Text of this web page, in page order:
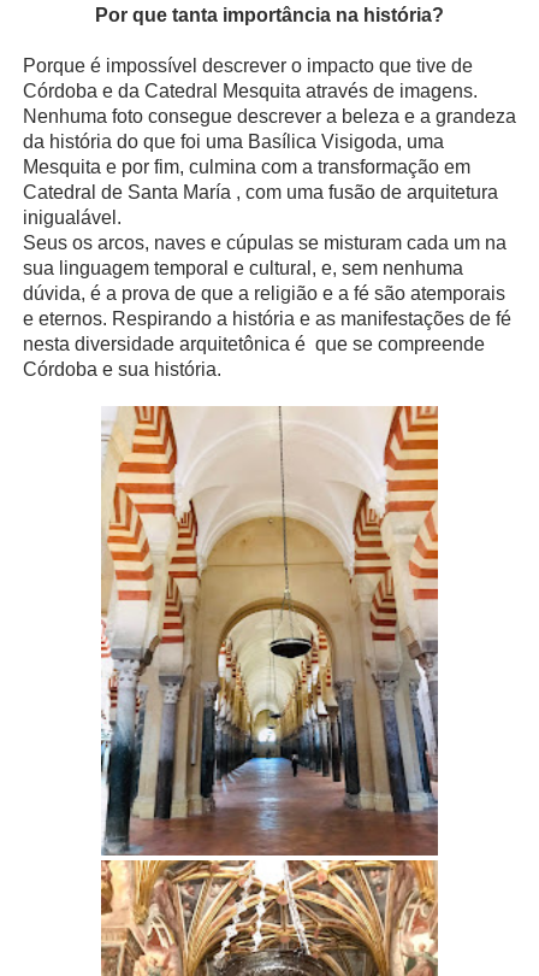
Por que tanta importância na história?
Porque é impossível descrever o impacto que tive de
Córdoba e da Catedral Mesquita através de imagens.
Nenhuma foto consegue descrever a beleza e a grandeza
da história do que foi uma Basílica Visigoda, uma
Mesquita e por fim, culmina com a transformação em
Catedral de Santa María , com uma fusão de arquitetura
inigualável.
Seus os arcos, naves e cúpulas se misturam cada um na
sua linguagem temporal e cultural, e, sem nenhuma
dúvida, é a prova de que a religião e a fé são atemporais
e eternos. Respirando a história e as manifestações de fé
nesta diversidade arquitetônica é que se compreende
Córdoba e sua história.